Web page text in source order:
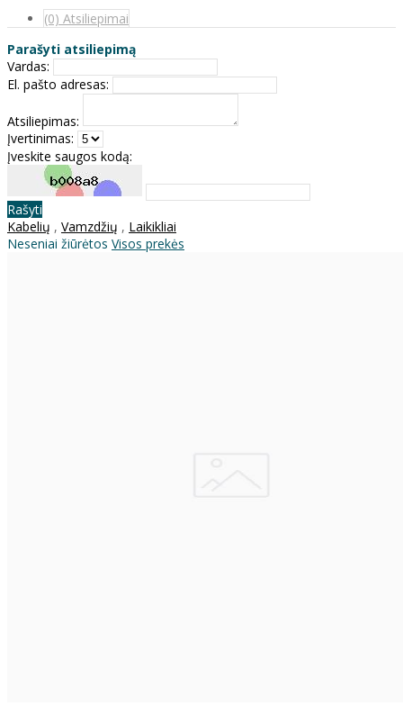
(0) Atsiliepimai
Parašyti atsiliepimą
Vardas:
El. pašto adresas:
Atsiliepimas:
Įvertinimas:
Įveskite saugos kodą:
Rašyti
Kabelių , Vamzdžių , Laikikliai
Neseniai žiūrėtos Visos prekės